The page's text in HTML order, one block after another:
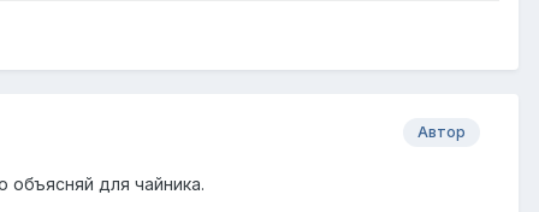
Автор
объясняй для чайника.